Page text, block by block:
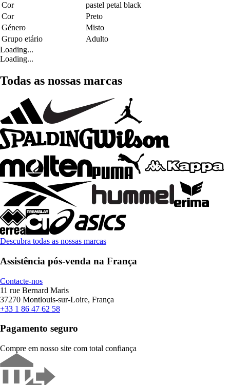
Cor
pastel petal black
Cor
Preto
Género
Misto
Grupo etário
Adulto
Loading...
Loading...
Todas as nossas marcas
Descubra todas as nossas marcas
Assistência pós-venda na França
Contacte-nos
11 rue Bernard Maris
37270 Montlouis-sur-Loire, França
+33 1 86 47 62 58
Pagamento seguro
Compre em nosso site com total confiança